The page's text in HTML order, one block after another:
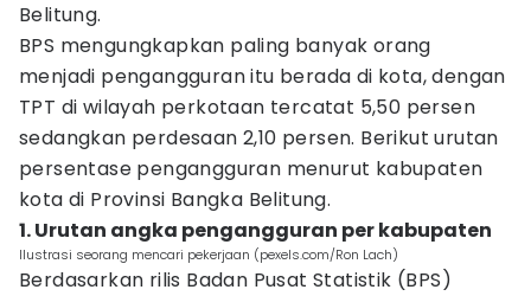
Belitung.
BPS mengungkapkan paling banyak orang
menjadi pengangguran itu berada di kota, dengan
TPT di wilayah perkotaan tercatat 5,50 persen
sedangkan perdesaan 2,10 persen. Berikut urutan
persentase pengangguran menurut kabupaten
kota di Provinsi Bangka Belitung.
1. Urutan angka pengangguran per kabupaten
Ilustrasi seorang mencari pekerjaan (pexels.com/Ron Lach)
Berdasarkan rilis Badan Pusat Statistik (BPS)